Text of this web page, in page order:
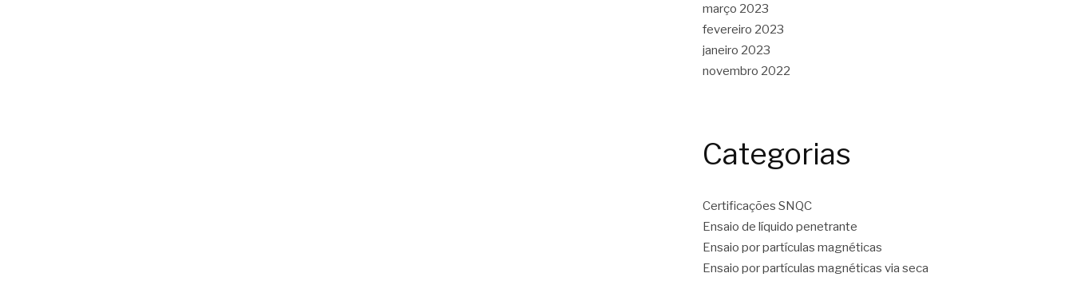
março 2023
fevereiro 2023
janeiro 2023
novembro 2022
Categorias
Certificações SNQC
Ensaio de líquido penetrante
Ensaio por partículas magnéticas
Ensaio por partículas magnéticas via seca